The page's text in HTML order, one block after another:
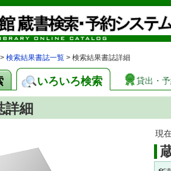
> 検索結果書誌一覧 > 検索結果書誌詳細
いろいろ検索 貸出・
詳細
現